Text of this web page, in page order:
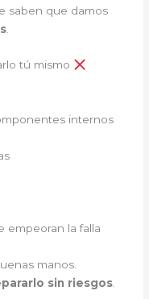
saben que damos
tú mismo
internos
empeoran la falla
manos.
sin riesgos